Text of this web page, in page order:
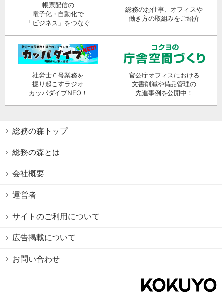
帳票配信の
電子化・自動化で
「ビジネス」をつなぐ
総務のお仕事、オフィスや
働き方の取組みをご紹介
社労士０号業務を
掘り起こすラジオ
カッパダイブNEO！
官公庁オフィスにおける
文書削減や備品管理の
先進事例を公開中！
総務の森トップ
総務の森とは
会社概要
運営者
サイトのご利用について
広告掲載について
お問い合わせ